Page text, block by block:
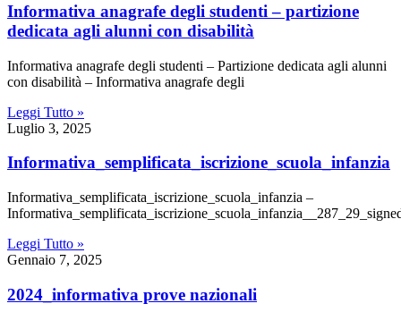
informativa anagrafe degli studenti – partizione
dedicata agli alunni con disabilità
Informativa anagrafe degli studenti – Partizione dedicata agli alunni
con disabilità – Informativa anagrafe degli
Leggi Tutto »
Luglio 3, 2025
informativa_semplificata_iscrizione_scuola_infanzia
Informativa_semplificata_iscrizione_scuola_infanzia –
Leggi Tutto »
Gennaio 7, 2025
2024_informativa prove nazionali